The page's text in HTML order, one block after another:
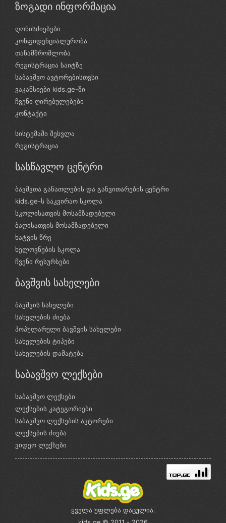
ზოგადი ინფორმაცია
ღონისძიებები
კონფიდენციალურობა
თანამშრომლობა
რეგისტრაცია საიტზე
საბავშვო ავტორებისთვსი
ვაკანსიები kids.ge-ში
ჩვენი ღირებულებები
კონტაქტი
სისტემაში შესვლა
რეგისტრაცია
სასწავლო ცენტრი
ბავშვთა განათლების და განვითარების ცენტრი
kids.ge-ს საკვირაო სკოლა
სკოლისათვის მოსამზადებელი
ბაღისათვის მოსამზადებელი
ხატვის წრე
ხელოვნების სკოლა
ჩვენი რესურსები
ბავშვის სახელები
ბავშვის სახელები
სახელების ძიება
პოპულარული ბავშვის სახელები
სახელების ტიპები
სახელების დამატება
საბავშვო ლექსები
საბავშვო ლექსები
ლექსების კატეგორიები
საბავშვო ლექსების ავტორები
ლექსების ძიება
ვიდეო ლექსები
ყველა უფლება დაცულია.